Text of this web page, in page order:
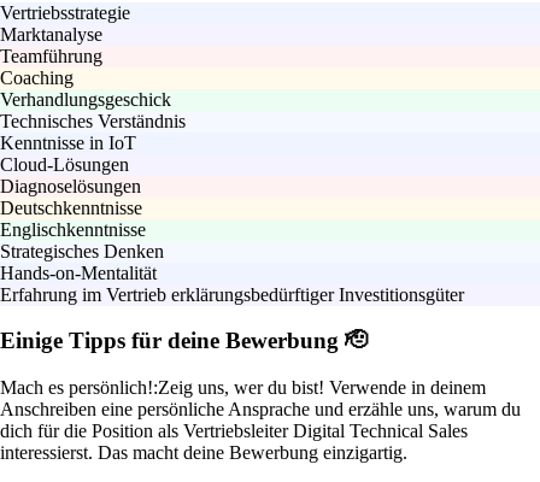
Vertriebsstrategie
Marktanalyse
Teamführung
Coaching
Verhandlungsgeschick
Technisches Verständnis
Kenntnisse in IoT
Cloud-Lösungen
Diagnoselösungen
Deutschkenntnisse
Englischkenntnisse
Strategisches Denken
Hands-on-Mentalität
Erfahrung im Vertrieb erklärungsbedürftiger Investitionsgüter
Einige Tipps für deine Bewerbung 🫡
Mach es persönlich!:Zeig uns, wer du bist! Verwende in deinem
Anschreiben eine persönliche Ansprache und erzähle uns, warum du
dich für die Position als Vertriebsleiter Digital Technical Sales
interessierst. Das macht deine Bewerbung einzigartig.